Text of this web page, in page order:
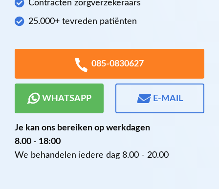
Contracten zorgverzekeraars
25.000+ tevreden patiënten
085-0830627
WHATSAPP E-MAIL
Je kan ons bereiken op werkdagen
8.00 - 18:00
We behandelen iedere dag 8.00 - 20.00